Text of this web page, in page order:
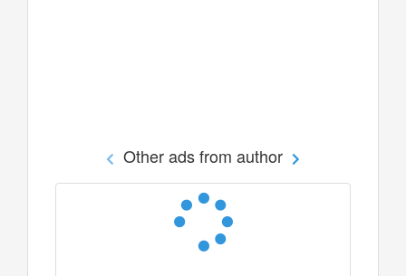
Other ads from author